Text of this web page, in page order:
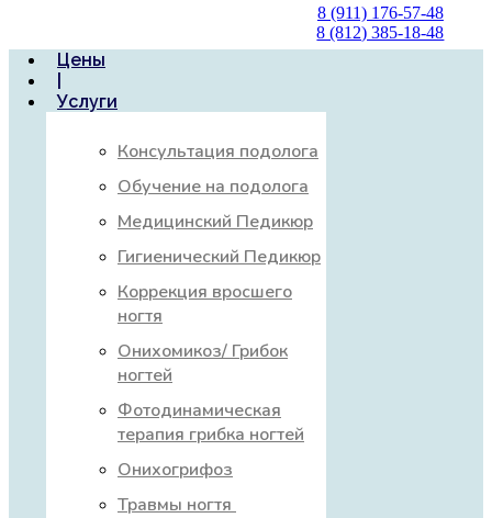
8 (911) 176-57-48
8 (812) 385-18-48
Цены
Услуги
Консультация подолога
Обучение на подолога
Медицинский Педикюр
Гигиенический Педикюр
Коррекция вросшего
ногтя
Онихомикоз/ Грибок
ногтей
Фотодинамическая
терапия грибка ногтей
Онихогрифоз
Травмы ногтя